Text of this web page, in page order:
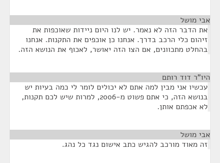
אבי מושל
את הדבר הזה לא נאמר. יש לנו היום ניידות שאוכפות את
זיהום כלי הרכב בדרך. אנחנו כן אוכפים את התקנות. אנחנו
בהחלט מתכוונים, אם הצו הזה יאושר, לאכוף את הנושא הזה.
היו"ר דוד רותם
עכשיו אני מבין למה אתם לא יכולים לומר לי כמה בעיות יש
בנושא הזה, כי אתם פשוט מ-2006, למרות שיש לכם תקנות,
לא אכפתם אותן.
אבי מושל
זה מאוד מורכב להגיש כתב אישום נגד כל נהג.